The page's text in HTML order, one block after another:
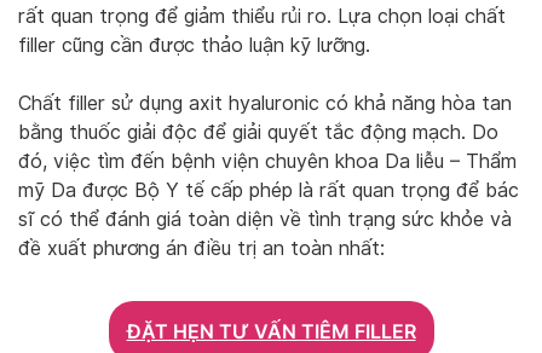
rất quan trọng để giảm thiểu rủi ro. Lựa chọn loại chất
filler cũng cần được thảo luận kỹ lưỡng.
Chất filler sử dụng axit hyaluronic có khả năng hòa tan
bằng thuốc giải độc để giải quyết tắc động mạch. Do
đó, việc tìm đến bệnh viện chuyên khoa Da liễu – Thẩm
mỹ Da được Bộ Y tế cấp phép là rất quan trọng để bác
sĩ có thể đánh giá toàn diện về tình trạng sức khỏe và
đề xuất phương án điều trị an toàn nhất:
ĐẶT HẸN TƯ VẤN TIÊM FILLER